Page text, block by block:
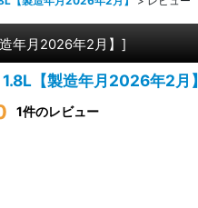
月2026年2月】 ]
【製造年月2026年2月】
1件のレビュー